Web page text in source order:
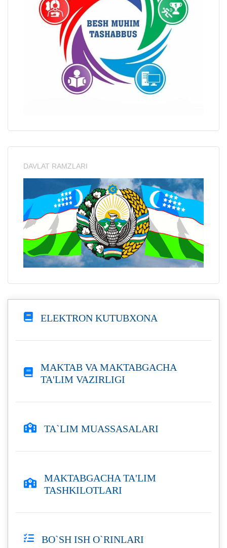
ELEKTRON KUTUBXONA
MAKTAB VA MAKTABGACHA
TA'LIM VAZIRLIGI
TA`LIM MUASSASALARI
MAKTABGACHA TA'LIM
TASHKILOTLARI
BO`SH ISH O`RINLARI
DAVLAT RAMZLARI